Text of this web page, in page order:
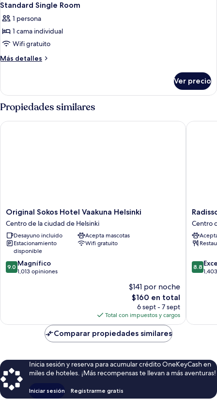
Standard Single Room
1 persona
1 cama individual
Wifi gratuito
Más detalles
Más
Single
Room
Ver precio
Propiedades similares
Original
Sokos
Hotel
Vaakuna
Helsinki
Centro
de
la
Original Sokos Hotel Vaakuna Helsinki
Centro de la ciudad de Helsinki
Desayuno incluido
Acepta mascotas
Estacionamiento
disponible
Wifi gratuito
9.0
de
9.0 Magnífico
1,013 opiniones
$141 por noche
El
precio
actual
es
de
$160
$160 en total
6 sept - 7 sept
Total con impuestos y cargos
Original Sokos Hotel Vaakuna Helsinki
Blu
Plaza
Hotel,
Helsinki
de
la
Centro
8.8
de
8.8
Comparar propiedades similares
Inicia sesión y reserva para acumular crédito OneKeyCash en
miles de hoteles. ¡Más recompensas te llevan a más aventuras!
Iniciar sesión Registrarme gratis